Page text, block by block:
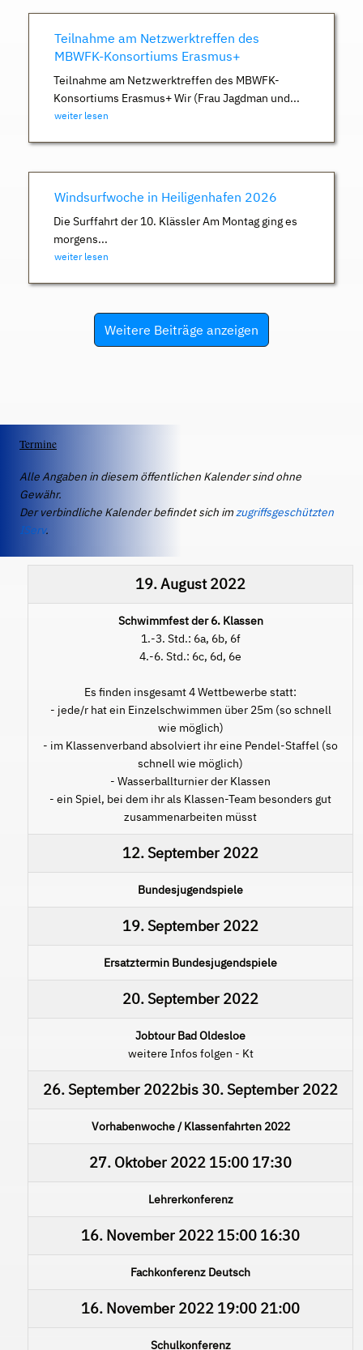
Teilnahme am Netzwerktreffen des
MBWFK-Konsortiums Erasmus+
Teilnahme am Netzwerktreffen des MBWFK-
Konsortiums Erasmus+ Wir (Frau Jagdman und...
weiter lesen
Windsurfwoche in Heiligenhafen 2026
Die Surffahrt der 10. Klässler Am Montag ging es
morgens...
weiter lesen
Weitere Beiträge anzeigen
Termine
Alle Angaben in diesem öffentlichen Kalender sind ohne
Gewähr.
Der verbindliche Kalender befindet sich imzugriffsgeschützten
IServ.
19. August 2022
Schwimmfest der 6. Klassen
1.-3. Std.: 6a, 6b, 6f
4.-6. Std.: 6c, 6d, 6e
Es finden insgesamt 4 Wettbewerbe statt:
- jede/r hat ein Einzelschwimmen über 25m (so schnell
wie möglich)
- im Klassenverband absolviert ihr eine Pendel-Staffel (so
schnell wie möglich)
- Wasserballturnier der Klassen
- ein Spiel, bei dem ihr als Klassen-Team besonders gut
zusammenarbeiten müsst
12. September 2022
Bundesjugendspiele
19. September 2022
Ersatztermin Bundesjugendspiele
20. September 2022
Jobtour Bad Oldesloe
weitere Infos folgen - Kt
26. September 2022bis30. September 2022
Vorhabenwoche / Klassenfahrten 2022
27. Oktober 2022 15:00 17:30
Lehrerkonferenz
16. November 2022 15:00 16:30
Fachkonferenz Deutsch
16. November 2022 19:00 21:00
Schulkonferenz